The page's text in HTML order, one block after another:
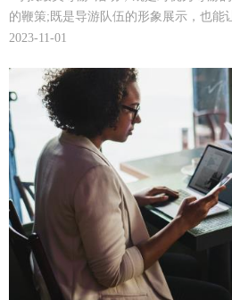
的鞭策;既是导游队伍的形象展示，也能
游员那不为人所知的努力和付出。
2023-11-01